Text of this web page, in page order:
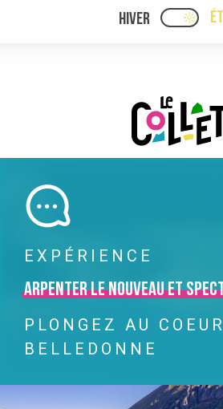
PAGE
HIVER
EXPÉRIENCE
Arpenter le nouveau et
PLONGEZ AU
BELLEDONNE